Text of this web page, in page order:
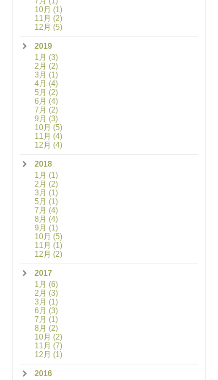
10月 (1)
11月 (2)
12月 (5)
2019
1月 (3)
2月 (2)
3月 (1)
4月 (4)
5月 (2)
6月 (4)
7月 (2)
9月 (3)
10月 (5)
11月 (4)
12月 (4)
2018
1月 (1)
2月 (2)
3月 (1)
5月 (1)
7月 (4)
8月 (4)
9月 (1)
10月 (5)
11月 (1)
12月 (2)
2017
1月 (6)
2月 (3)
3月 (1)
6月 (3)
7月 (1)
8月 (2)
10月 (2)
11月 (7)
12月 (1)
2016